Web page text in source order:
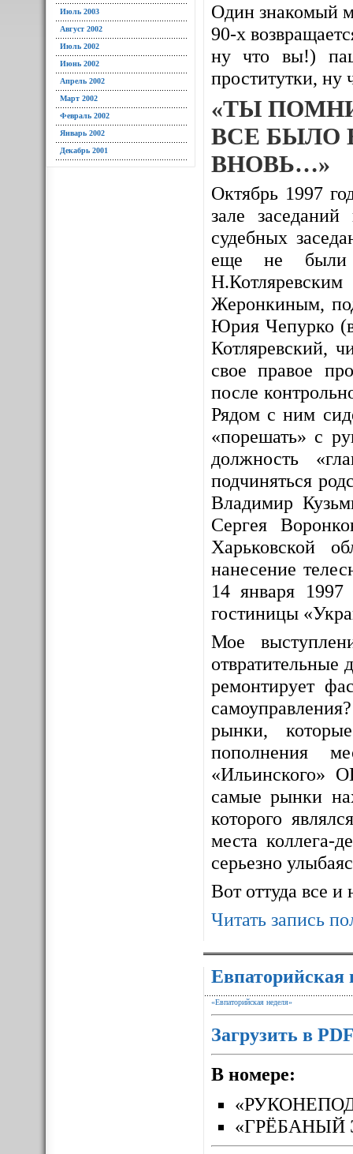
Июль 2003
Август 2002
Июль 2002
Июнь 2002
Апрель 2002
Март 2002
Февраль 2002
Январь 2002
Декабрь 2001
Один знакомый
90-х
ну что вы!)
проститутки,
«ТЫ
ВСЕ БЫЛО
ВНОВЬ…»
Октябрь 1997
зале
судебных
еще не были
Жеронкиным,
Юрия Чепурко
Котляревский,
свое правое
после
Рядом с ним
«порешать» с
должность
подчиняться
Владимир
Сергея
Харьковской
нанесение
14 января
гостиницы
Мое
отвратительные
ремонтирует
рынки,
пополнения
«Ильинского»
самые рынки
которого
места коллега-
серьезно
Вот оттуда все и
Читать запись
Евпаторийская
«Евпаторийская неделя»
Загрузить в
В номере:
«ГРЁБАНЫЙ